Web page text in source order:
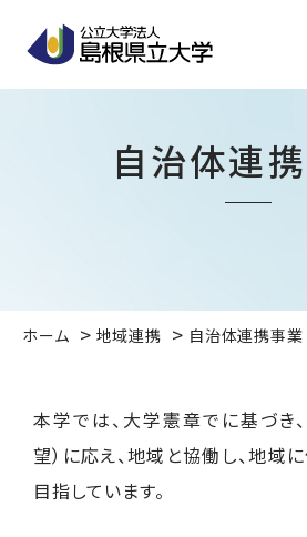
自治体連
ホーム 地域連携 自治体連携事業
本学では、大学憲章でに基づき
望）に応え、地域と協働し、地域
目指しています。